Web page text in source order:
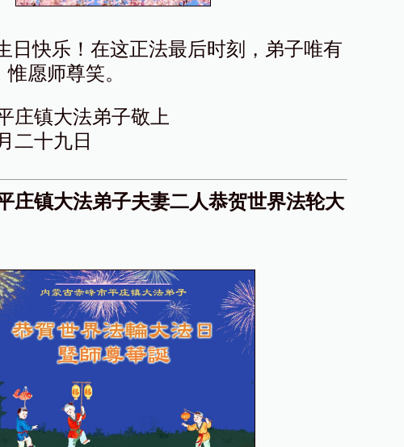
日快乐！在这正法最后时刻，弟子唯有
愿师尊笑。
庄镇大法弟子敬上
二十九日
庄镇大法弟子夫妻二人恭贺世界法轮大